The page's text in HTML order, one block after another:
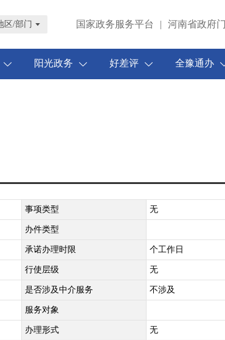
区/部门 国家政务服务平台 | 河南省政府
阳光政务 好差评 全豫通办
事项类型 无
办件类型
承诺办理时限 个工作日
行使层级 无
是否涉及中介服务 不涉及
服务对象
办理形式 无